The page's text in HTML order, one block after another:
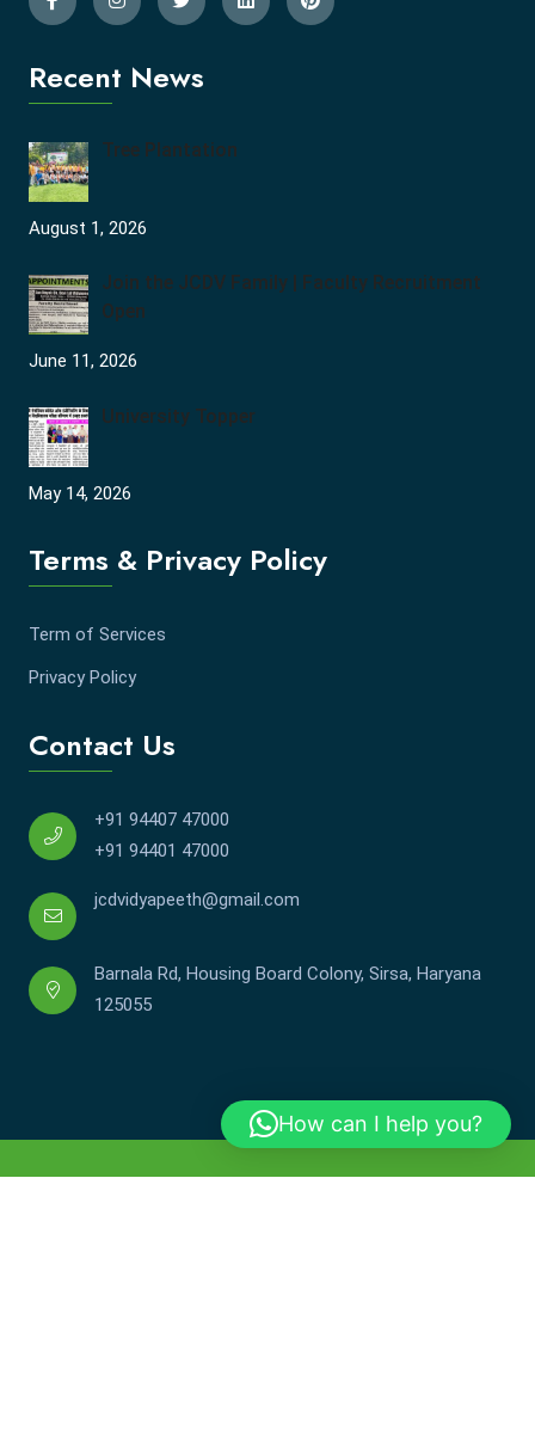
Recent News
Tree Plantation
August 1, 2026
Join the JCDV Family | Faculty Recruitment
Open
June 11, 2026
University Topper
May 14, 2026
Terms & Privacy Policy
Term of Services
Privacy Policy
Contact Us
+91 94407 47000
+91 94401 47000
jcdvidyapeeth@gmail.com
Barnala Rd, Housing Board Colony, Sirsa, Haryana
125055
How can I help you?